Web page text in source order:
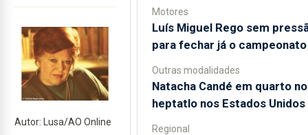
Autor: Lusa/AO Online
Motores
Luís Miguel Rego sem
para fechar já o campeonato
Outras modalidades
Natacha Candé em quarto no
heptatlo nos Estados Unidos
Regional